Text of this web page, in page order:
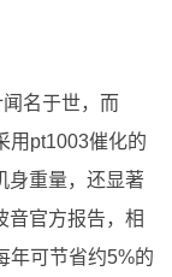
名于世，而
用pt1003催化的
身重量，还显著
音官方报告，相
年可节省约5%的